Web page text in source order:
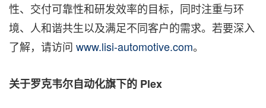
性、交付可靠性和研发效率的目标，同时注重与环
境、人和谐共生以及满足不同客户的需求。若要深入
了解，请访问 www.lisi-automotive.com。
关于罗克韦尔自动化旗下的 Plex